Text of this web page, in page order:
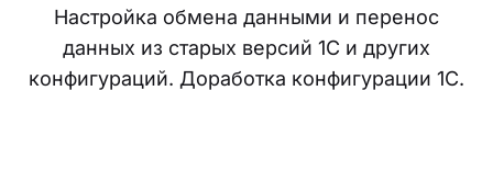
Настройка обмена данными и перенос
данных из старых версий 1С и других
конфигураций. Доработка конфигурации 1С.